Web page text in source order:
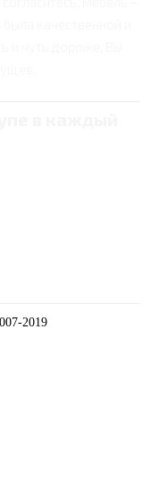
2019